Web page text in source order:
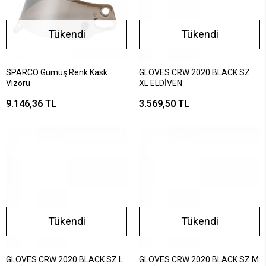
Tükendi
SPARCO Gümüş Renk Kask
Vizörü
9.146,36 TL
Tükendi
GLOVES CRW 2020 BLACK SZ
XL ELDİVEN
3.569,50 TL
Tükendi
GLOVES CRW 2020 BLACK SZ L
Tükendi
GLOVES CRW 2020 BLACK SZ M